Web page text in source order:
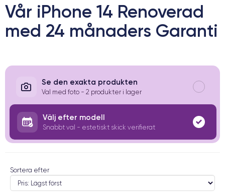
Vår iPhone 14 Renoverad
med 24 månaders Garanti
Se den exakta produkten
Val med foto - 2 produkter i lager
Välj efter modell
Snabbt val - estetiskt skick verifierat
Sortera efter